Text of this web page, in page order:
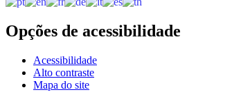
Opções de acessibilidade
Acessibilidade
Alto contraste
Mapa do site